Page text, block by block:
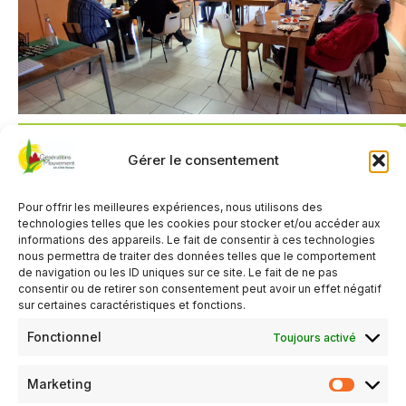
Gérer le consentement
Pour offrir les meilleures expériences, nous utilisons des
technologies telles que les cookies pour stocker et/ou accéder aux
informations des appareils. Le fait de consentir à ces technologies
nous permettra de traiter des données telles que le comportement
de navigation ou les ID uniques sur ce site. Le fait de ne pas
consentir ou de retirer son consentement peut avoir un effet négatif
sur certaines caractéristiques et fonctions.
Fonctionnel Toujours activé
Marketing
QUAND
17 février 2026
14h00 - 17h00
AJOUTER AU CALENDRIER
TYPE D’ÉVÈNEMENT
Évènements